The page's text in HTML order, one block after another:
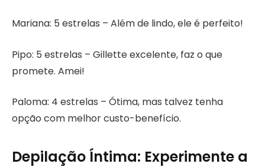
Mariana: 5 estrelas – Além de lindo, ele é perfeito!
Pipo: 5 estrelas – Gillette excelente, faz o que
promete. Amei!
Paloma: 4 estrelas – Ótima, mas talvez tenha
opção com melhor custo-benefício.
Depilação Íntima: Experimente a